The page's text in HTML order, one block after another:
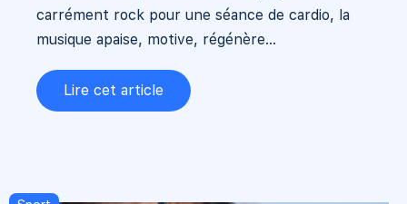
carrément rock pour une séance de cardio, la
musique apaise, motive, régénère...
Lire cet article